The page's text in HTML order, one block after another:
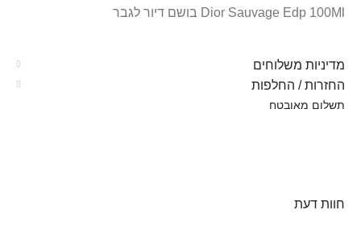
Dior Sauvage Edp 100Ml בושם דיור לגבר
מדיניות משלוחים
החזרות / החלפות
תשלום מאובטח
חוות דעת